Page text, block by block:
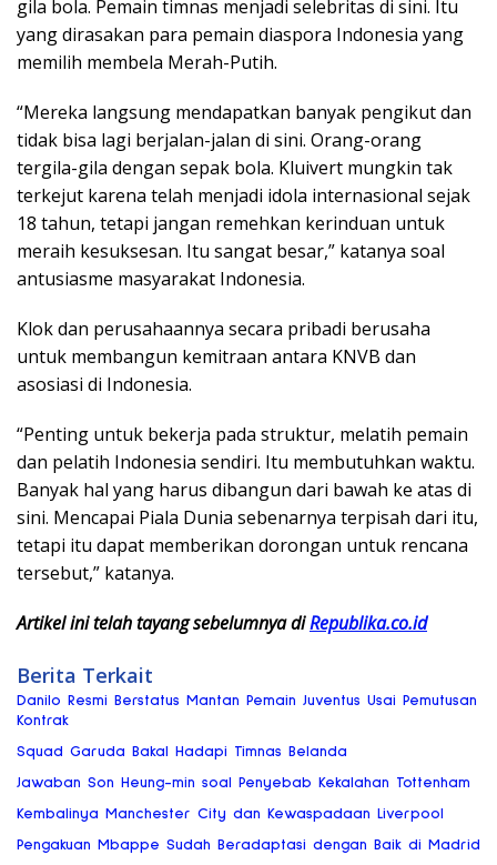
gila bola. Pemain timnas menjadi selebritas di sini. Itu
yang dirasakan para pemain diaspora Indonesia yang
memilih membela Merah-Putih.
“Mereka langsung mendapatkan banyak pengikut dan
tidak bisa lagi berjalan-jalan di sini. Orang-orang
tergila-gila dengan sepak bola. Kluivert mungkin tak
terkejut karena telah menjadi idola internasional sejak
18 tahun, tetapi jangan remehkan kerinduan untuk
meraih kesuksesan. Itu sangat besar,” katanya soal
antusiasme masyarakat Indonesia.
Klok dan perusahaannya secara pribadi berusaha
untuk membangun kemitraan antara KNVB dan
asosiasi di Indonesia.
“Penting untuk bekerja pada struktur, melatih pemain
dan pelatih Indonesia sendiri. Itu membutuhkan waktu.
Banyak hal yang harus dibangun dari bawah ke atas di
sini. Mencapai Piala Dunia sebenarnya terpisah dari itu,
tetapi itu dapat memberikan dorongan untuk rencana
tersebut,” katanya.
Artikel ini telah tayang sebelumnya diRepublika.co.id
Berita Terkait
Danilo Resmi Berstatus Mantan Pemain Juventus Usai Pemutusan
Kontrak
Squad Garuda Bakal Hadapi Timnas Belanda
Jawaban Son Heung-min soal Penyebab Kekalahan Tottenham
Kembalinya Manchester City dan Kewaspadaan Liverpool
Pengakuan Mbappe Sudah Beradaptasi dengan Baik di Madrid